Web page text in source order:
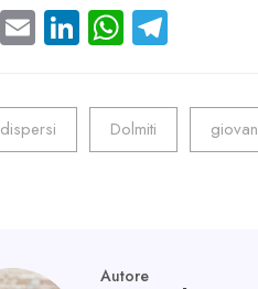
T
wi
er
E
m
ail
Li
nk
e
n
W
ha
ts
A
p
gr
m
dispersi Dolmiti
Autore